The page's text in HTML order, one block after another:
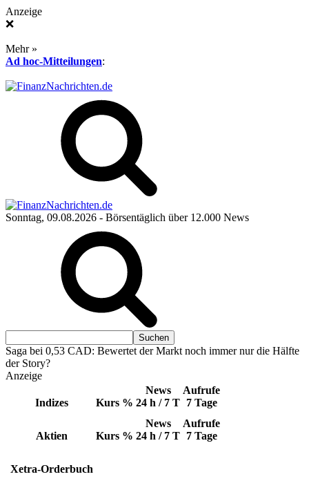
Anzeige
❌
Mehr »
Ad hoc-Mitteilungen:
Sonntag, 09.08.2026 - Börsentäglich über 12.000 News
Saga bei 0,53 CAD: Bewertet der Markt noch immer nur die Hälfte
der Story?
Anzeige
Indizes Kurs %
News
24 h / 7 T
Aufrufe
7 Tage
Aktien Kurs %
News
24 h / 7 T
Aufrufe
7 Tage
Xetra-Orderbuch